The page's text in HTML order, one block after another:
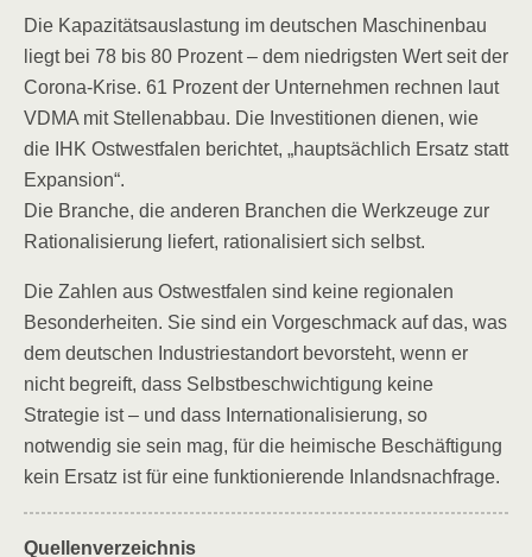
Die Kapazitätsauslastung im deutschen Maschinenbau
liegt bei 78 bis 80 Prozent – dem niedrigsten Wert seit der
Corona-Krise. 61 Prozent der Unternehmen rechnen laut
VDMA mit Stellenabbau. Die Investitionen dienen, wie
die IHK Ostwestfalen berichtet, „hauptsächlich Ersatz statt
Expansion“.
Die Branche, die anderen Branchen die Werkzeuge zur
Rationalisierung liefert, rationalisiert sich selbst.
Die Zahlen aus Ostwestfalen sind keine regionalen
Besonderheiten. Sie sind ein Vorgeschmack auf das, was
dem deutschen Industriestandort bevorsteht, wenn er
nicht begreift, dass Selbstbeschwichtigung keine
Strategie ist – und dass Internationalisierung, so
notwendig sie sein mag, für die heimische Beschäftigung
kein Ersatz ist für eine funktionierende Inlandsnachfrage.
Quellenverzeichnis